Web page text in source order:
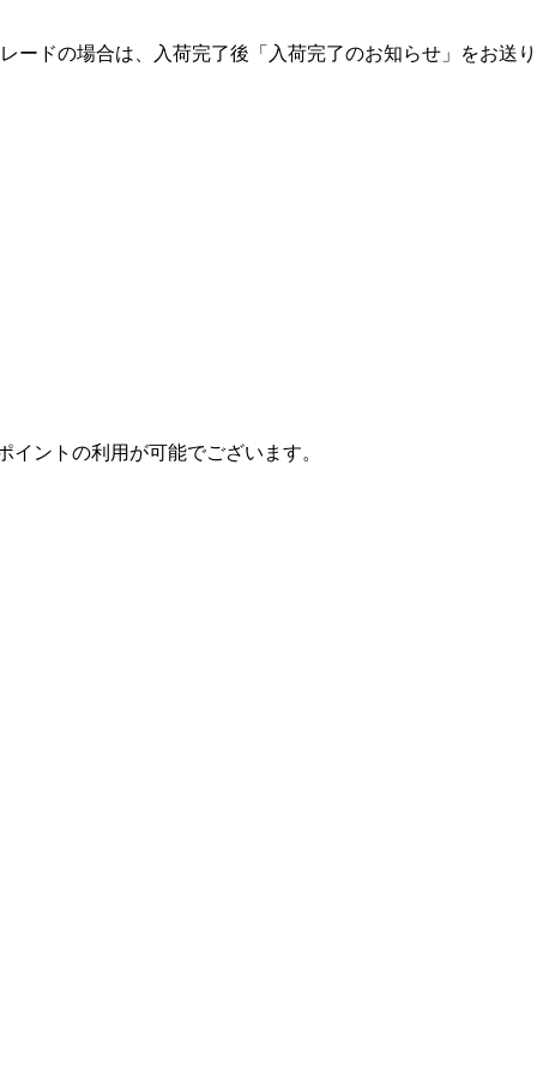
ドの場合は、入荷完了後「入荷完了のお知らせ」をお送り
ントの利用が可能でございます。